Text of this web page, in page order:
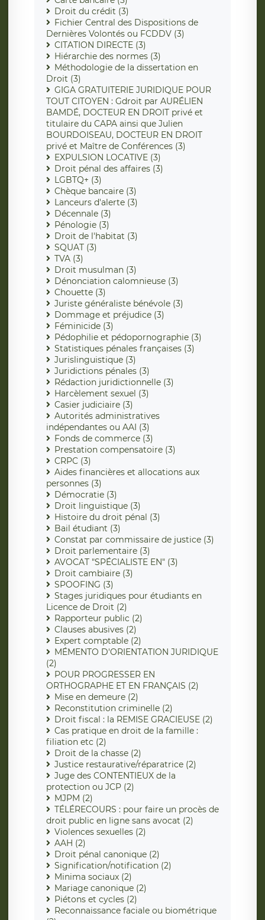
Droit du crédit (3)
Fichier Central des Dispositions de
Dernières Volontés ou FCDDV (3)
CITATION DIRECTE (3)
Hiérarchie des normes (3)
Méthodologie de la dissertation en
Droit (3)
GIGA GRATUITERIE JURIDIQUE POUR
TOUT CITOYEN : Gdroit par AURÉLIEN
BAMDÉ, DOCTEUR EN DROIT privé et
titulaire du CAPA ainsi que Julien
BOURDOISEAU, DOCTEUR EN DROIT
privé et Maître de Conférences (3)
EXPULSION LOCATIVE (3)
Droit pénal des affaires (3)
LGBTQ+ (3)
Chèque bancaire (3)
Lanceurs d'alerte (3)
Décennale (3)
Pénologie (3)
Droit de l'habitat (3)
SQUAT (3)
TVA (3)
Droit musulman (3)
Dénonciation calomnieuse (3)
Chouette (3)
Juriste généraliste bénévole (3)
Dommage et préjudice (3)
Féminicide (3)
Pédophilie et pédopornographie (3)
Statistiques pénales françaises (3)
Jurislinguistique (3)
Juridictions pénales (3)
Rédaction juridictionnelle (3)
Harcèlement sexuel (3)
Casier judiciaire (3)
Autorités administratives
indépendantes ou AAI (3)
Fonds de commerce (3)
Prestation compensatoire (3)
CRPC (3)
Aides financières et allocations aux
personnes (3)
Démocratie (3)
Droit linguistique (3)
Histoire du droit pénal (3)
Bail étudiant (3)
Constat par commissaire de justice (3)
Droit parlementaire (3)
AVOCAT "SPÉCIALISTE EN" (3)
Droit cambiaire (3)
SPOOFING (3)
Stages juridiques pour étudiants en
Licence de Droit (2)
Rapporteur public (2)
Clauses abusives (2)
Expert comptable (2)
MÉMENTO D'ORIENTATION JURIDIQUE
(2)
POUR PROGRESSER EN
ORTHOGRAPHE ET EN FRANÇAIS (2)
Mise en demeure (2)
Reconstitution criminelle (2)
Droit fiscal : la REMISE GRACIEUSE (2)
Cas pratique en droit de la famille :
filiation etc (2)
Droit de la chasse (2)
Justice restaurative/réparatrice (2)
Juge des CONTENTIEUX de la
protection ou JCP (2)
MJPM (2)
TÉLÉRECOURS : pour faire un procès de
droit public en ligne sans avocat (2)
Violences sexuelles (2)
AAH (2)
Droit pénal canonique (2)
Signification/notification (2)
Minima sociaux (2)
Mariage canonique (2)
Piétons et cycles (2)
Reconnaissance faciale ou biométrique